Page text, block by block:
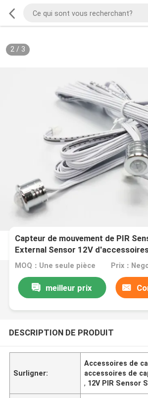
2/ 3
Capteur de mouvement de PIR
External Sensor 12V
d'IP20 LED pour les lumières
MOQ：Une seule pièce Prix：
meilleur prix
DESCRIPTION DE PRODUIT
Surligner:
Accessoires de
accessoires de
, 12V PIR Sensor